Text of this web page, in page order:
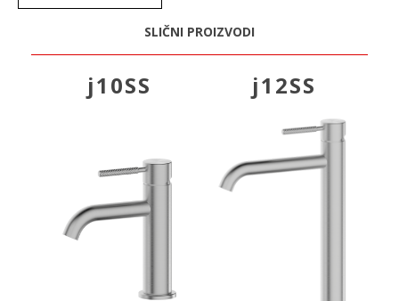
SLIČNI PROIZVODI
j10SS j12SS